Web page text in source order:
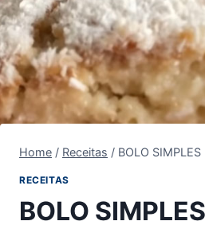
Home / Receitas / BOLO
RECEITAS
BOLO SIMPLES